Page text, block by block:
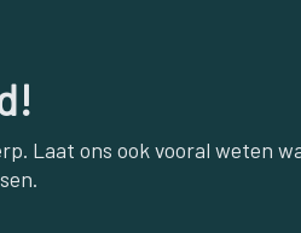
Laat ons ook vooral weten